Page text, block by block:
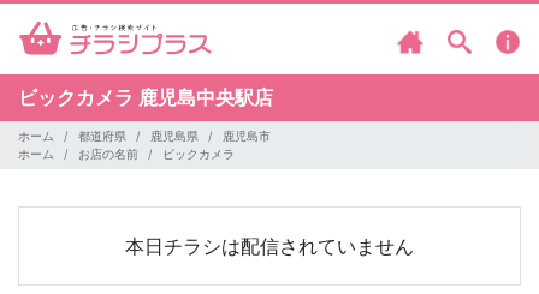
ビックカメラ 鹿児島中央駅店
ホーム 都道府県 鹿児島県
鹿児島市
ホーム
お店の名前 ビックカメラ
本日チラシは配信されていません